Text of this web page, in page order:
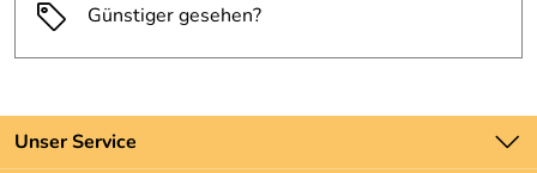
Günstiger gesehen?
Unser Service